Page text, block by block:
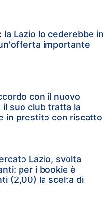
la Lazio lo cederebbe in
importante
con il nuovo
il suo club tratta la
in prestito con riscatto
Lazio, svolta
per i bookie è
(2,00) la scelta di